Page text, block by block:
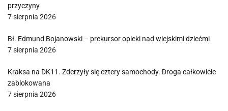
przyczyny
7 sierpnia 2026
Bł. Edmund Bojanowski – prekursor opieki nad wiejskimi dziećmi
7 sierpnia 2026
Kraksa na DK11. Zderzyły się cztery samochody. Droga całkowicie
zablokowana
7 sierpnia 2026